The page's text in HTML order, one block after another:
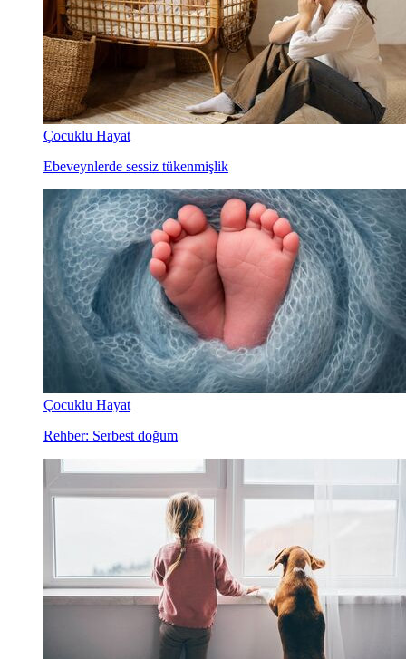
Çocuklu Hayat
Ebeveynlerde sessiz tükenmişlik
Çocuklu Hayat
Rehber: Serbest doğum